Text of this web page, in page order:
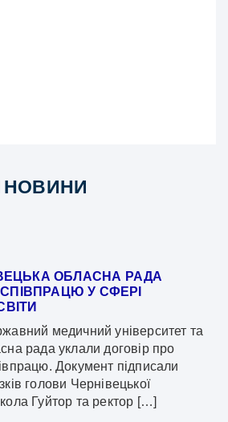
НОВИНИ
ОБЛАСНА РАДА
У СФЕРІ
медичний університет та
рада уклали договір про
Документ підписали
голови Чернівецької
Гуйтор та ректор […]